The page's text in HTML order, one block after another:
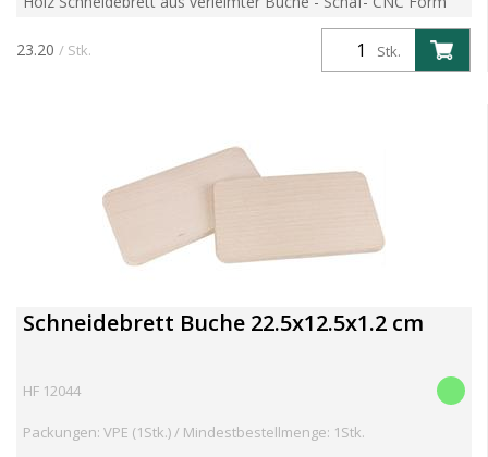
Artikelgewicht 0.77 kg Aritkel kann individualisiert werden.
Kosten für Branddruck/Branding, Laser Gravuren oder...
Stk.
23.20 / Stk.
Schneidebrett Buche 22.5x12.5x1.2 cm
HF 12044
Packungen: VPE (1Stk.) / Mindestbestellmenge: 1Stk.